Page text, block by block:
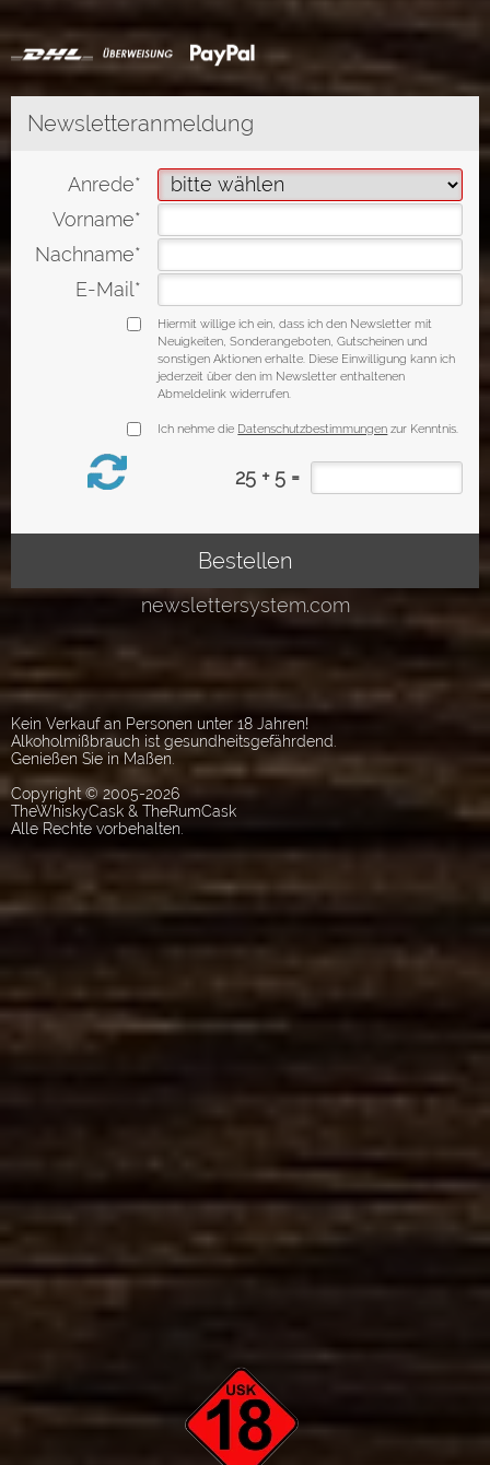
Kein Verkauf an Personen unter 18 Jahren!
Alkoholmißbrauch ist gesundheitsgefährdend.
Genießen Sie in Maßen.
Copyright © 2005-2026
TheWhiskyCask & TheRumCask
Alle Rechte vorbehalten.